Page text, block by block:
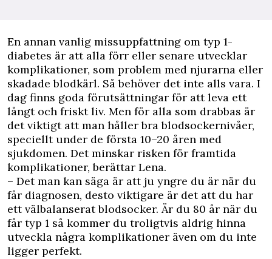
En annan vanlig missuppfattning om typ 1-
diabetes är att alla förr eller senare utvecklar
komplikationer, som problem med njurarna eller
skadade blodkärl. Så behöver det inte alls vara. I
dag finns goda förutsättningar för att leva ett
långt och friskt liv. Men för alla som drabbas är
det viktigt att man håller bra blodsockernivåer,
speciellt under de första 10–20 åren med
sjukdomen. Det minskar risken för framtida
komplikationer, berättar Lena.
– Det man kan säga är att ju yngre du är när du
får diagnosen, desto viktigare är det att du har
ett välbalanserat blodsocker. Är du 80 år när du
får typ 1 så kommer du troligtvis aldrig hinna
utveckla några komplikationer även om du inte
ligger perfekt.